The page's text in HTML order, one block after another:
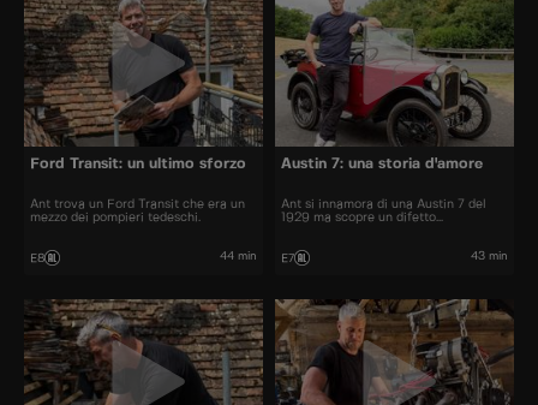
Ford Transit: un ultimo sforzo
Ant trova un Ford Transit che era un
mezzo dei pompieri tedeschi.
E8 44 min
Austin 7: una storia d'amore
Ant si innamora di una Austin 7 del
1929 ma scopre un difetto
E7 43 min